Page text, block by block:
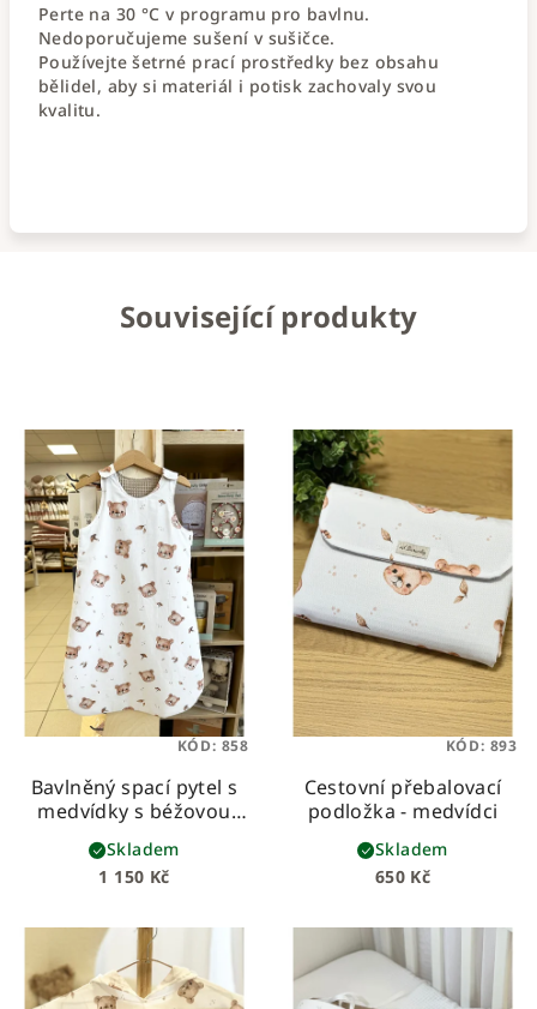
Perte na 30 °C v programu pro bavlnu.
Nedoporučujeme sušení v sušičce.
Používejte šetrné prací prostředky bez obsahu
bělidel, aby si materiál i potisk zachovaly svou
kvalitu.
Související produkty
Bavlněný spací pytel s
medvídky s béžovou
1 150 Kč
Skladem
KÓD: 858
Cestovní přebalovací
podložka - medvídci
650 Kč
Skladem
KÓD: 893